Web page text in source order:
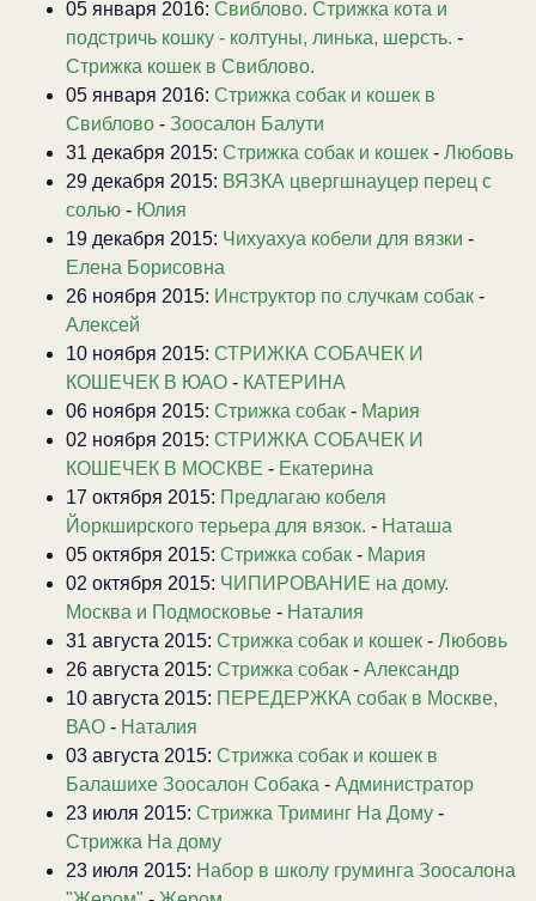
05 января 2016: Свиблово. Стрижка кота и
подстричь кошку - колтуны, линька, шерсть. -
Стрижка кошек в Свиблово.
05 января 2016: Стрижка собак и кошек в
Свиблово - Зоосалон Балути
31 декабря 2015: Стрижка собак и кошек - Любовь
29 декабря 2015: ВЯЗКА цвергшнауцер перец с
солью - Юлия
19 декабря 2015: Чихуахуа кобели для вязки -
Елена Борисовна
26 ноября 2015: Инструктор по случкам собак -
Алексей
10 ноября 2015: СТРИЖКА СОБАЧЕК И
КОШЕЧЕК В ЮАО - КАТЕРИНА
06 ноября 2015: Стрижка собак - Мария
02 ноября 2015: СТРИЖКА СОБАЧЕК И
КОШЕЧЕК В МОСКВЕ - Екатерина
17 октября 2015: Предлагаю кобеля
Йоркширского терьера для вязок. - Наташа
05 октября 2015: Стрижка собак - Мария
02 октября 2015: ЧИПИРОВАНИЕ на дому.
Москва и Подмосковье - Наталия
31 августа 2015: Стрижка собак и кошек - Любовь
26 августа 2015: Стрижка собак - Александр
10 августа 2015: ПЕРЕДЕРЖКА собак в Москве,
ВАО - Наталия
03 августа 2015: Стрижка собак и кошек в
Балашихе Зоосалон Собака - Администратор
23 июля 2015: Стрижка Триминг На Дому -
Стрижка На дому
23 июля 2015: Набор в школу груминга Зоосалона